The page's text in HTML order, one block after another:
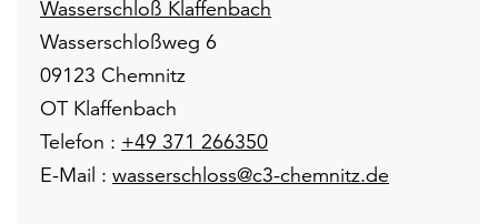
Wasserschloß Klaffenbach
Wasserschloßweg 6
09123 Chemnitz
OT Klaffenbach
Telefon : +49 371 266350
E-Mail : wasserschloss@c3-chemnitz.de